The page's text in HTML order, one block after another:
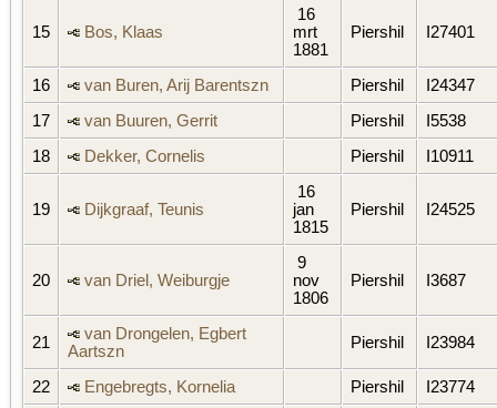
15 Bos, Klaas
16
mrt
1881
Piershil I27401
16 van Buren, Arij Barentszn Piershil
I24347
17
van Buuren, Gerrit Piershil
I5538
18
Dekker, Cornelis Piershil I10911
19 Dijkgraaf, Teunis
16
jan
1815
Piershil I24525
20 van Driel, Weiburgje
9
nov
1806
Piershil I3687
21
van Drongelen, Egbert
Aartszn
Piershil I23984
22 Engebregts, Kornelia Piershil
I23774